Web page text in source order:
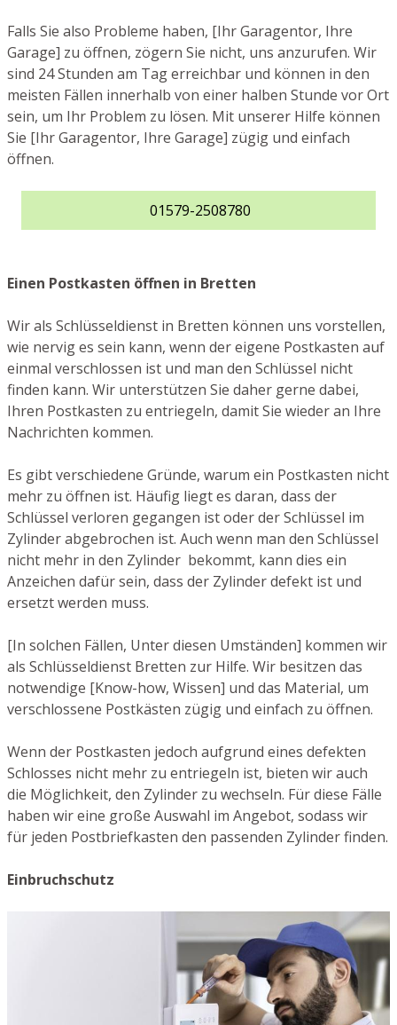
Falls Sie also Probleme haben, [Ihr Garagentor, Ihre
Garage] zu öffnen, zögern Sie nicht, uns anzurufen. Wir
sind 24 Stunden am Tag erreichbar und können in den
meisten Fällen innerhalb von einer halben Stunde vor Ort
sein, um Ihr Problem zu lösen. Mit unserer Hilfe können
Sie [Ihr Garagentor, Ihre Garage] zügig und einfach
öffnen.
01579-2508780
Einen Postkasten öffnen in Bretten
Wir als Schlüsseldienst in Bretten können uns vorstellen,
wie nervig es sein kann, wenn der eigene Postkasten auf
einmal verschlossen ist und man den Schlüssel nicht
finden kann. Wir unterstützen Sie daher gerne dabei,
Ihren Postkasten zu entriegeln, damit Sie wieder an Ihre
Nachrichten kommen.
Es gibt verschiedene Gründe, warum ein Postkasten nicht
mehr zu öffnen ist. Häufig liegt es daran, dass der
Schlüssel verloren gegangen ist oder der Schlüssel im
Zylinder abgebrochen ist. Auch wenn man den Schlüssel
nicht mehr in den Zylinder bekommt, kann dies ein
Anzeichen dafür sein, dass der Zylinder defekt ist und
ersetzt werden muss.
[In solchen Fällen, Unter diesen Umständen] kommen wir
als Schlüsseldienst Bretten zur Hilfe. Wir besitzen das
notwendige [Know-how, Wissen] und das Material, um
verschlossene Postkästen zügig und einfach zu öffnen.
Wenn der Postkasten jedoch aufgrund eines defekten
Schlosses nicht mehr zu entriegeln ist, bieten wir auch
die Möglichkeit, den Zylinder zu wechseln. Für diese Fälle
haben wir eine große Auswahl im Angebot, sodass wir
für jeden Postbriefkasten den passenden Zylinder finden.
Einbruchschutz